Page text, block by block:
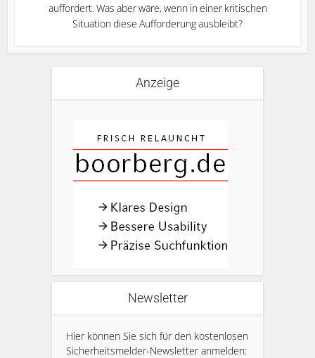
auffordert. Was aber wäre, wenn in einer kritischen
Situation diese Aufforderung ausbleibt?
Anzeige
Newsletter
Hier können Sie sich für den kostenlosen
Sicherheitsmelder-Newsletter anmelden: